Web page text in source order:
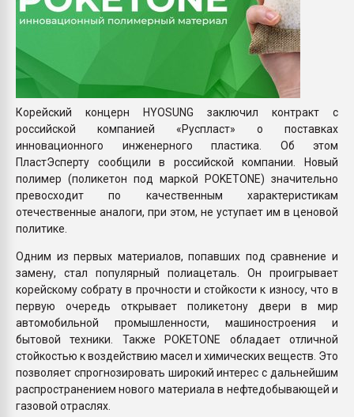
Корейский концерн HYOSUNG заключил контракт с
российской компанией «Руспласт» о поставках
инновационного инженерного пластика. Об этом
ПластЭсперту сообщили в российской компании. Новый
полимер (поликетон под маркой POKETONE) значительно
превосходит по качественным характеристикам
отечественные аналоги, при этом, не уступает им в ценовой
политике.
Одним из первых материалов, попавших под сравнение и
замену, стал популярный полиацеталь. Он проигрывает
корейскому собрату в прочности и стойкости к износу, что в
первую очередь открывает поликетону двери в мир
автомобильной промышленности, машиностроения и
бытовой техники. Также POKETONE обладает отличной
стойкостью к воздействию масел и химических веществ. Это
позволяет спрогнозировать широкий интерес с дальнейшим
распространением нового материала в нефтедобывающей и
газовой отраслях.